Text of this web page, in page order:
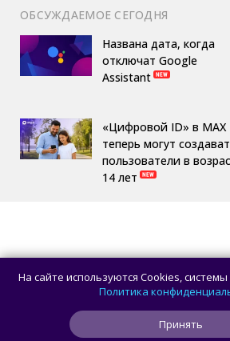
ОБСУЖДАЕМОЕ СЕГОДНЯ
Названа дата, когда
отключат Google
Assistant
«Цифровой ID» в MAX
теперь могут
пользователи в
14 лет
На сайте используются Cookies,
Политика
Принять